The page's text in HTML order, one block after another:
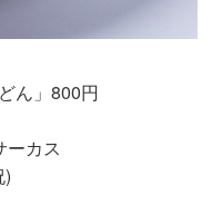
ん」800円
ーカス
)